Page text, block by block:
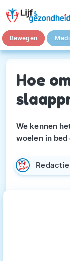
Bewegen
Hoe
We kennen
woelen in
Redactie